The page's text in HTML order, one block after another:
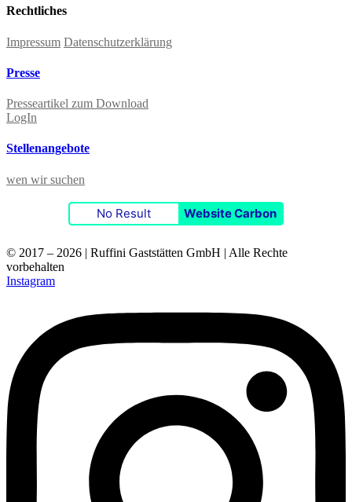
Rechtliches
Impressum Datenschutzerklärung
Presse
Presseartikel zum Download
LogIn
Stellenangebote
wen wir suchen
No Result Website Carbon
© 2017 – 2026 | Ruffini Gaststätten GmbH | Alle Rechte
vorbehalten
Instagram